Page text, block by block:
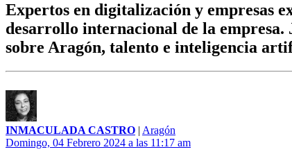
Expertos en digitalización y empresas
desarrollo internacional de la
sobre Aragón, talento e inteligencia
INMACULADA CASTRO | Aragón
Domingo, 04 Febrero 2024 a las 11:17 am